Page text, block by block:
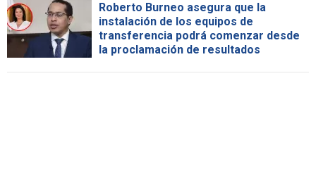
Roberto Burneo asegura que la
instalación de los equipos de
transferencia podrá comenzar desde
la proclamación de resultados